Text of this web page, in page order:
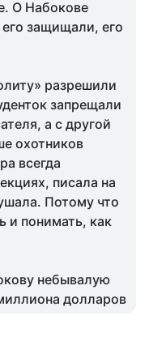
О Набокове
защищали, его
разрешили
запрещали
а с другой
охотников
всегда
писала на
Потому что
и понимать, как
небывалую
долларов